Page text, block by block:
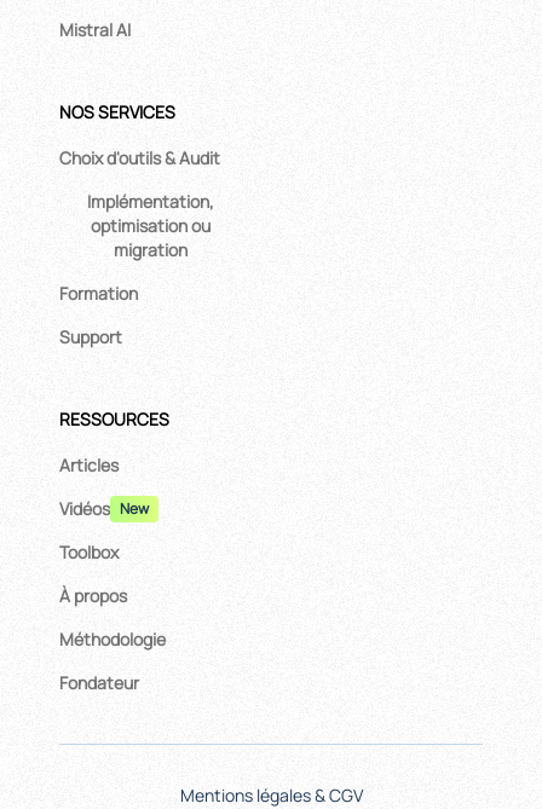
Mistral AI
NOS SERVICES
Choix d'outils & Audit
Implémentation,
optimisation ou
migration
Formation
Support
RESSOURCES
Articles
Vidéos New
Toolbox
À propos
Méthodologie
Fondateur
Mentions légales & CGV